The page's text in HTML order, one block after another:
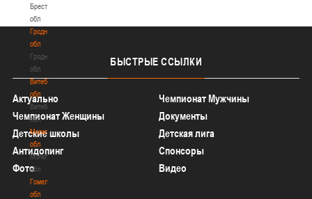
Брестская
обл
Гродненская
обл
Гродненская
обл
Витебская
обл
Витебская
обл
Могилевская
обл
Могилевская
обл
Гомельская
обл
БЫСТРЫЕ ССЫЛКИ
Актуально
Чемпионат Мужчины
Чемпионат Женщины
Документы
Детские школы
Детская лига
Антидопинг
Спонсоры
Фото
Видео